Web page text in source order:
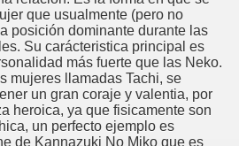
que usualmente (pero no
posición dominante durante las
Su carácteristica principal es
más fuerte que las Neko.
mujeres llamadas Tachi, se
un gran coraje y valentia, por
heroica, ya que fisicamente son
un perfecto ejemplo es
de Kannazuki No Miko que es